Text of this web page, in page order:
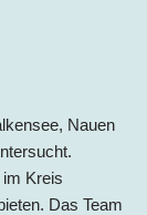
Nauen
im Kreis
Das Team